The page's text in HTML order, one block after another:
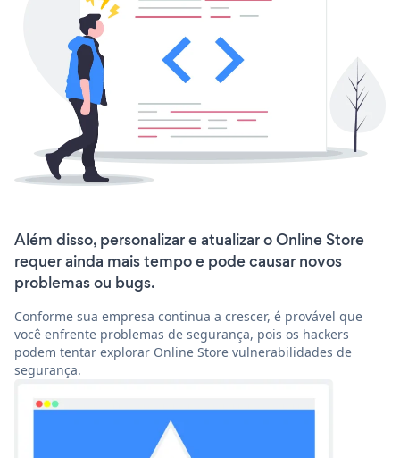
Além disso, personalizar e atualizar o Online Store
requer ainda mais tempo e pode causar novos
problemas ou bugs.
Conforme sua empresa continua a crescer, é provável que
você enfrente problemas de segurança, pois os hackers
podem tentar explorar Online Store vulnerabilidades de
segurança.